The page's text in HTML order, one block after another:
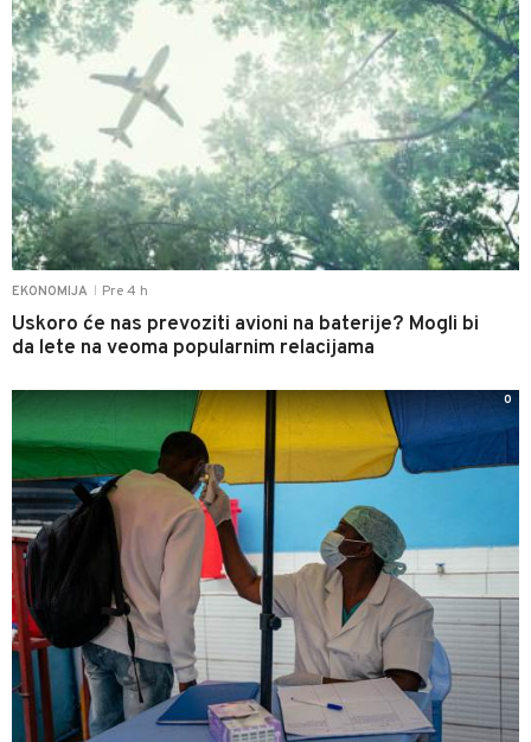
EKONOMIJA Pre 4 h
Uskoro će nas prevoziti avioni na baterije? Mogli bi
da lete na veoma popularnim relacijama
0